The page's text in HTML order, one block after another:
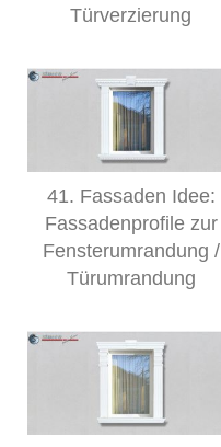
Türverzierung
41. Fassaden Idee:
Fassadenprofile zur
Fensterumrandung /
Türumrandung